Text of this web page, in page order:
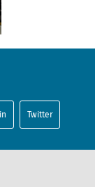
Twitter